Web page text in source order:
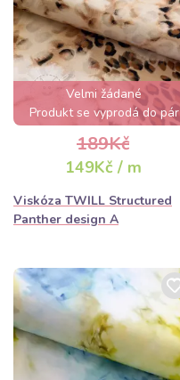
Velmi žádané
Produkt se vyprodá do pár
hodin
189Kč
149Kč / m
Viskóza TWILL Structured
Panther design A